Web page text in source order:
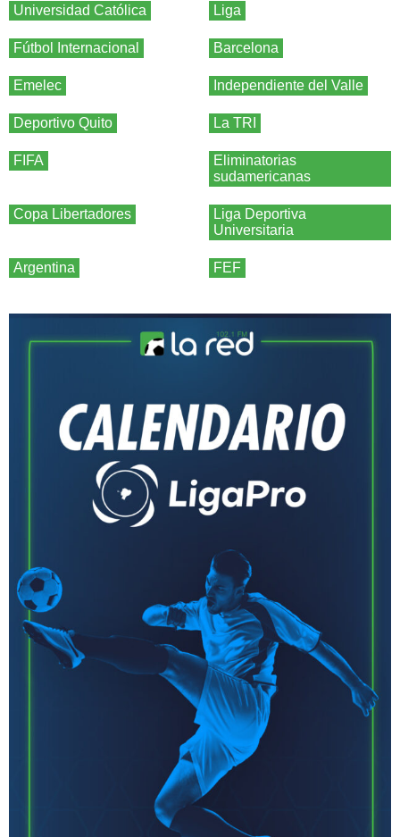
Universidad Católica Liga
Fútbol Internacional Barcelona
Emelec Independiente del Valle
Deportivo Quito La TRI
FIFA
Eliminatorias
sudamericanas
Copa Libertadores
Liga Deportiva
Universitaria
Argentina FEF